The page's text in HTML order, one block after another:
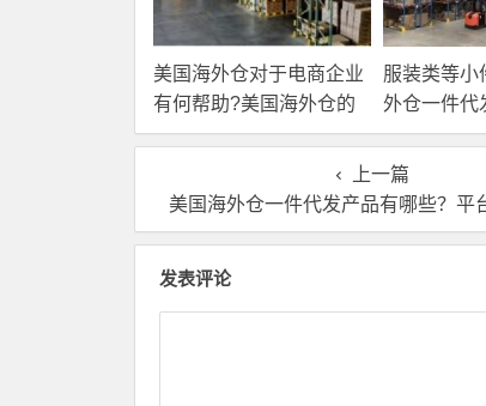
美国海外仓对于电商企业
有何帮助?美国海外仓的
五大优势你了解吗?
服装类等小
外仓一件代
上一篇
美国海外仓一件代发产品有哪些？平
发表评论